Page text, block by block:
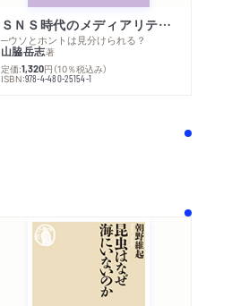
ＳＮＳ時代のメディアリテラシー
─ウソとホントは見分けられる？
山脇岳志著
定価:1,320円 （10％税込み）
ISBN:978-4-480-25154-1